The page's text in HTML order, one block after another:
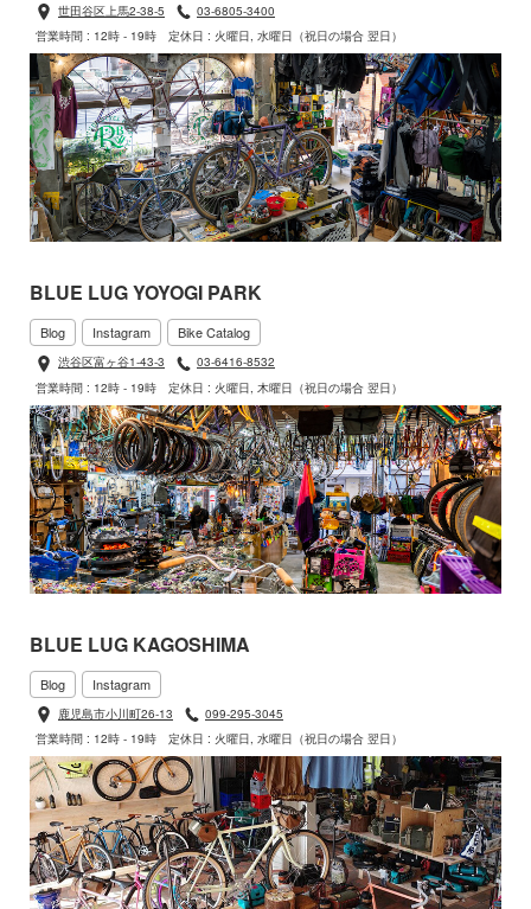
世田谷区上馬2-38-5
03-6805-3400
営業時間 : 12時 - 19時
定休日 : 火曜日, 水曜日（祝日の場合 翌日）
BLUE LUG YOYOGI PARK
Blog Instagram Bike Catalog
渋谷区富ヶ谷1-43-3
03-6416-8532
営業時間 : 12時 - 19時
定休日 : 火曜日, 木曜日（祝日の場合 翌日）
BLUE LUG KAGOSHIMA
Blog Instagram
鹿児島市小川町26-13
099-295-3045
営業時間 : 12時 - 19時
定休日 : 火曜日, 水曜日（祝日の場合 翌日）